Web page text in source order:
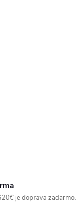
je doprava zadarmo.